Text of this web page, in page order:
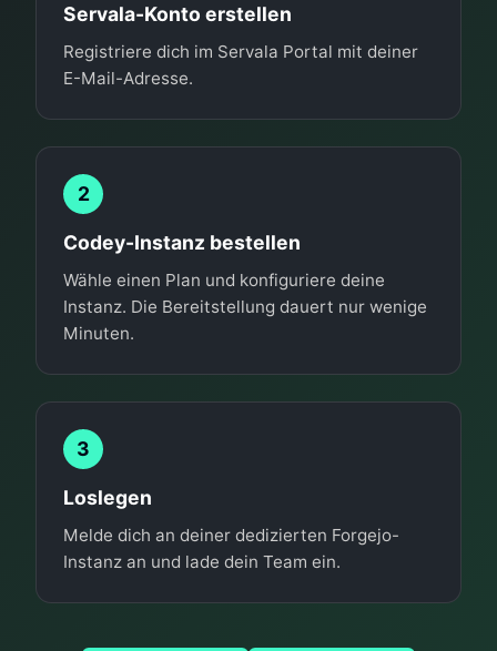
Servala-Konto erstellen
Registriere dich im Servala Portal mit deiner
E-Mail-Adresse.
2
Codey-Instanz bestellen
Wähle einen Plan und konfiguriere deine
Instanz. Die Bereitstellung dauert nur wenige
Minuten.
3
Loslegen
Melde dich an deiner dedizierten Forgejo-
Instanz an und lade dein Team ein.